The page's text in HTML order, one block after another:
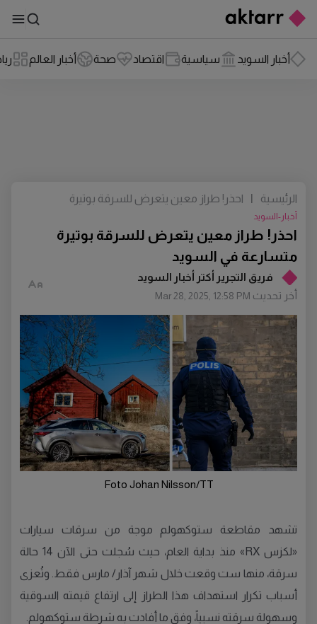
أخبار السويد سياسية اقتصاد صحة أخبار العالم
فريق التجرير أكتر أخبار السويد
أخر تحديث Mar 28, 2025, 12:58 PM
احذر! طراز معين يتعرض للسرقة بوتيرة
متسارعة في السويد
أخبار-السويد
الرئيسية |
احذر! طراز معين يتعرض للسرقة بوتيرة
Foto Johan Nilsson/TT
تشهد مقاطعة ستوكهولم موجة من سرقات سيارات
«لكزس RX» منذ بداية العام، حيث سُجلت حتى الآن 14 حالة
سرقة، منها ست وقعت خلال شهر آذار/ مارس فقط. وتُعزى
أسباب تكرار استهداف هذا الطراز إلى ارتفاع قيمته السوقية
وسهولة سرقته نسبياً، وفق ما أفادت به شرطة ستوكهولم.